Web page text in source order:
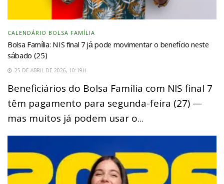
CALENDÁRIO BOLSA FAMÍLIA
Bolsa Família: NIS final 7 já pode movimentar o benefício neste
sábado (25)
25 DE ABRIL DE 2026, 10:19H
Beneficiários do Bolsa Família com NIS final 7
têm pagamento para segunda-feira (27) —
mas muitos já podem usar o...